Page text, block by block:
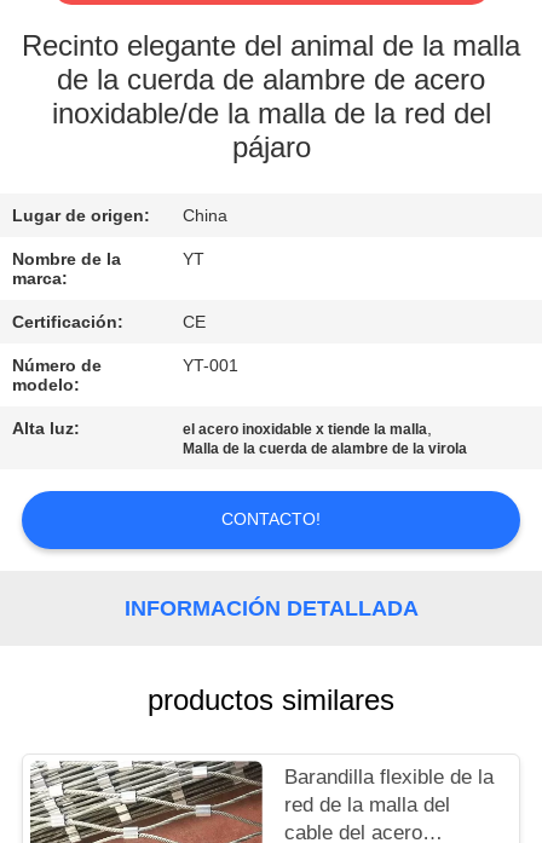
LA
FÁBRICA
CALIDAD
ÉNTRENOS
EN
CONTACTO
CON
NOTICIAS
DEL
SITIO
Recinto elegante del animal de la malla
de la cuerda de alambre de acero
inoxidable/de la malla de la red del
pájaro
Lugar de origen: China
Nombre de la
marca:
YT
Certificación: CE
Número de
modelo:
YT-001
Alta luz: el acero inoxidable x tiende la malla,
Malla de la cuerda de alambre de la virola
CONTACTO!
INFORMACIÓN DETALLADA
productos similares
Barandilla flexible de la
red de la malla del
cable del acero